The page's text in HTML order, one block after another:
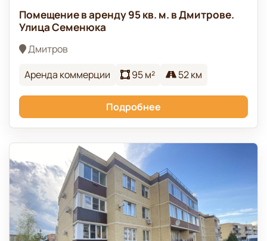
Помещение в аренду 95 кв. м. в Дмитрове.
Улица Семенюка
Дмитров
Аренда коммерции
95 м² 52 км
Подробнее